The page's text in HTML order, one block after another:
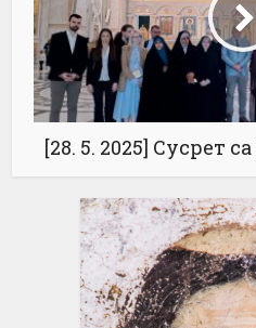
[28. 5. 2025] Сусрет